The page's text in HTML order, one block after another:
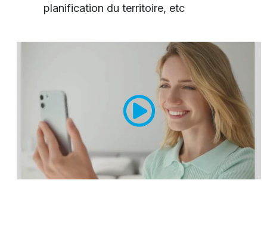
planification du territoire, etc